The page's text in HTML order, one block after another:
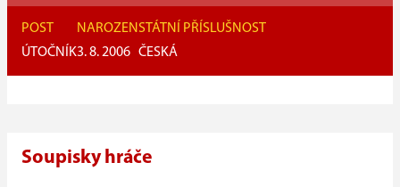
POST
ÚTOČNÍK
NAROZEN
3. 8. 2006
STÁTNÍ PŘÍSLUŠNOST
ČESKÁ
Soupisky hráče